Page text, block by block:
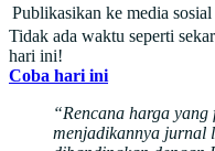
Publikasikan ke media sosial
Tidak ada waktu seperti
hari ini!
Coba hari ini
Rencana harga
menjadikannya jurnal